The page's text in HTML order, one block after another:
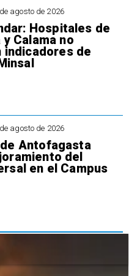
agosto de 2026
Hospitales de
Calama no
indicadores de
agosto de 2026
Antofagasta
del
en el Campus